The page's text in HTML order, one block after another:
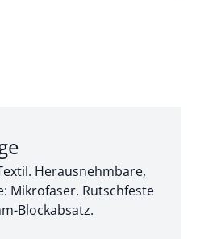
Herausnehmbare,
Mikrofaser. Rutschfeste
Blockabsatz.